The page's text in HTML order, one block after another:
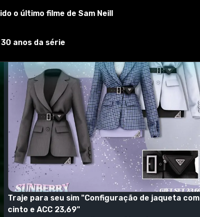
Traje para seu sim "Configuração de jaqueta com
cinto e ACC 23,69"
o último filme de Sam Neill
anos da série